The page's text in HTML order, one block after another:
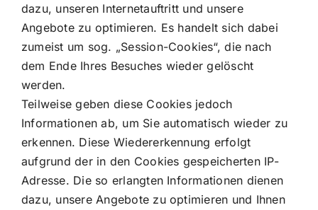
dazu, unseren Internetauftritt und unsere
Angebote zu optimieren. Es handelt sich dabei
zumeist um sog. „Session-Cookies“, die nach
dem Ende Ihres Besuches wieder gelöscht
werden.
Teilweise geben diese Cookies jedoch
Informationen ab, um Sie automatisch wieder zu
erkennen. Diese Wiedererkennung erfolgt
aufgrund der in den Cookies gespeicherten IP-
Adresse. Die so erlangten Informationen dienen
dazu, unsere Angebote zu optimieren und Ihnen